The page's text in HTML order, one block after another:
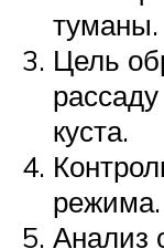
туманы.
Цель
куста.
режима.
Анализ